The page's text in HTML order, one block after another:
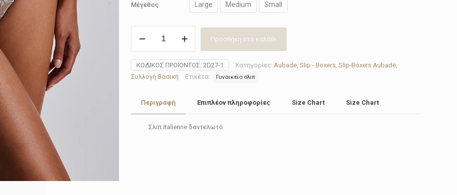
Μέγεθος Large Medium Small
italienne
2D27
platinum
Προσθήκη στο καλάθι
ΚΩΔΙΚΌΣ ΠΡΟΪΌΝΤΟΣ: 2D27-1 Κατηγορίες: Aubade, Slip - Boxers, Slip-Boxers Aubade,
Συλλογή Βασική
Ετικέτα: Γυναικείο σλιπ
Περιγραφή Επιπλέον πληροφορίες Size Chart Size Chart
Σλιπ italienne δαντελωτό